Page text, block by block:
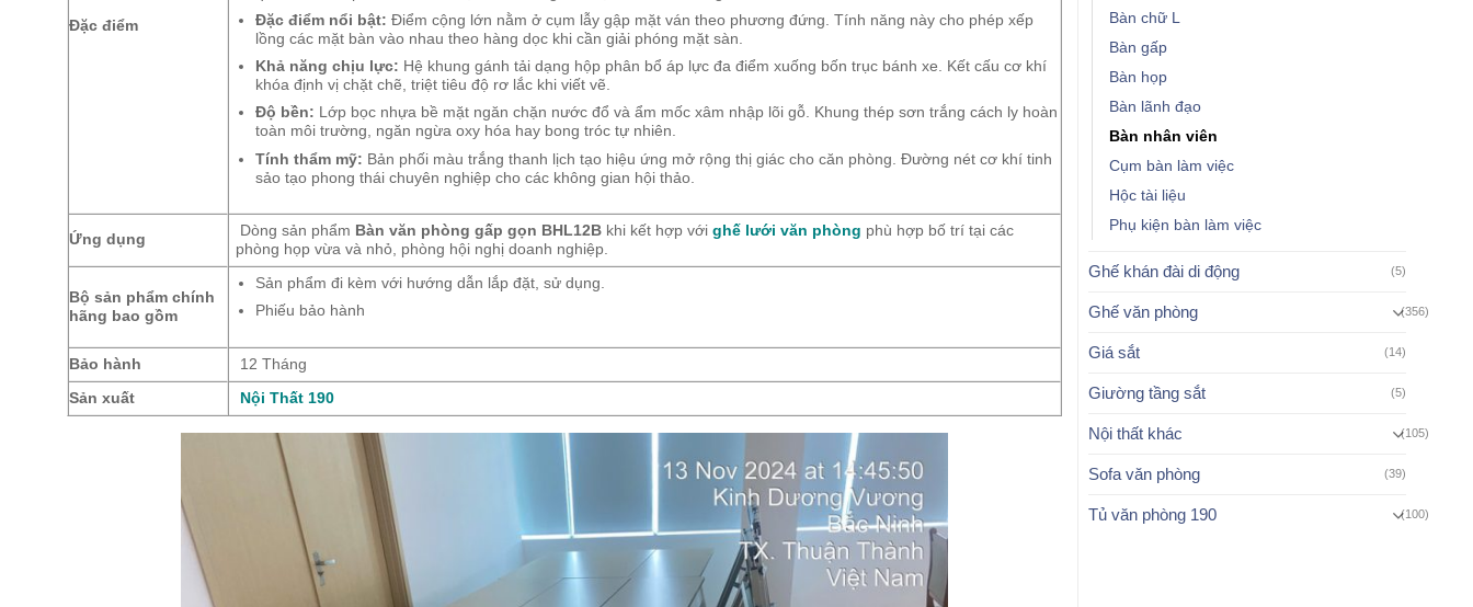
Đặc điểm
Đặc điểm nổi bật: Điểm cộng lớn nằm ở cụm lẫy gập mặt ván theo phương đứng. Tính năng này cho phép xếp
lồng các mặt bàn vào nhau theo hàng dọc khi cần giải phóng mặt sàn.
Khả năng chịu lực: Hệ khung gánh tải dạng hộp phân bổ áp lực đa điểm xuống bốn trục bánh xe. Kết cấu cơ khí
khóa định vị chặt chẽ, triệt tiêu độ rơ lắc khi viết vẽ.
Độ bền: Lớp bọc nhựa bề mặt ngăn chặn nước đổ và ẩm mốc xâm nhập lõi gỗ. Khung thép sơn trắng cách ly hoàn
toàn môi trường, ngăn ngừa oxy hóa hay bong tróc tự nhiên.
Tính thẩm mỹ: Bản phối màu trắng thanh lịch tạo hiệu ứng mở rộng thị giác cho căn phòng. Đường nét cơ khí tinh
sảo tạo phong thái chuyên nghiệp cho các không gian hội thảo.
Ứng dụng
Dòng sản phẩm Bàn văn phòng gấp gọn BHL12B khi kết hợp vớighế lưới văn phòng phù hợp bố trí tại các
phòng họp vừa và nhỏ, phòng hội nghị doanh nghiệp.
Bộ sản phẩm chính
hãng bao gồm
Sản phẩm đi kèm với hướng dẫn lắp đặt, sử dụng.
Phiếu bảo hành
Bảo hành 12 Tháng
Sản xuất Nội Thất 190
Bàn chữ L
Bàn gấp
Bàn họp
Bàn lãnh đạo
Bàn nhân viên
Cụm bàn làm việc
Hộc tài liệu
Phụ kiện bàn làm việc
Ghế khán đài di động (5)
Ghế văn phòng (356)
Giá sắt (14)
Giường tầng sắt (5)
Nội thất khác (105)
Sofa văn phòng (39)
Tủ văn phòng 190 (100)